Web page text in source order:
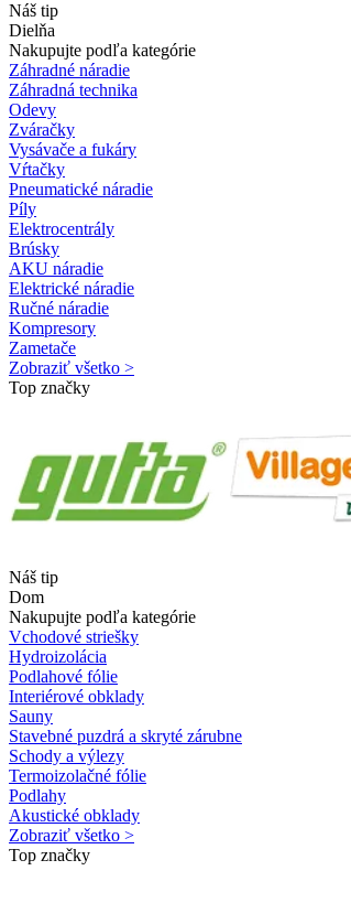
Náš tip
Dielňa
Nakupujte podľa kategórie
Záhradné náradie
Záhradná technika
Odevy
Zváračky
Vysávače a fukáry
Vŕtačky
Pneumatické náradie
Píly
Elektrocentrály
Brúsky
AKU náradie
Elektrické náradie
Ručné náradie
Kompresory
Zametače
Zobraziť všetko >
Top značky
Náš tip
Dom
Nakupujte podľa kategórie
Vchodové striešky
Hydroizolácia
Podlahové fólie
Interiérové obklady
Sauny
Stavebné puzdrá a skryté zárubne
Schody a výlezy
Termoizolačné fólie
Podlahy
Akustické obklady
Zobraziť všetko >
Top značky